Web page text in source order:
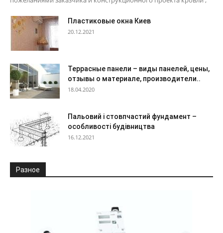
Пластиковые окна Киев
20.12.2021
Террасные панели – виды панелей, цены,
отзывы о материале, производители..
18.04.2020
Пальовий і стовпчастий фундамент –
особливості будівництва
16.12.2021
Разное